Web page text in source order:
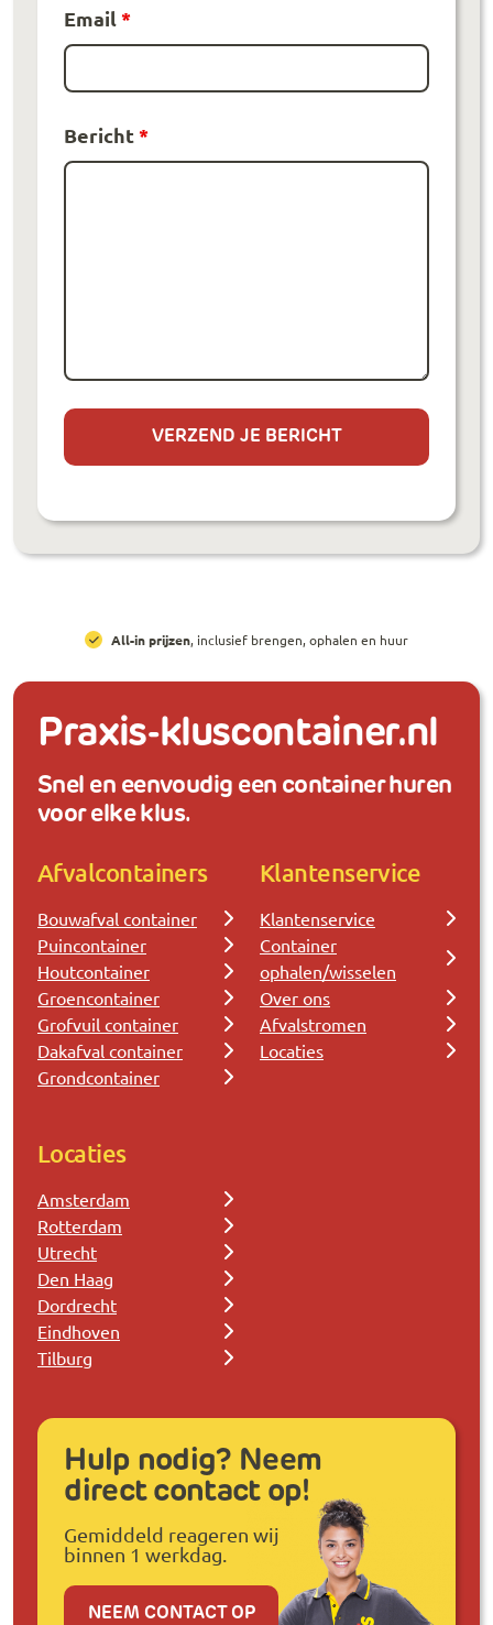
Email *
Bericht *
All-in prijzen, inclusief brengen, ophalen en huur
Praxis-kluscontainer.nl
Snel en eenvoudig een container huren
voor elke klus.
Afvalcontainers
Bouwafval container
Puincontainer
Houtcontainer
Groencontainer
Grofvuil container
Dakafval container
Grondcontainer
Klantenservice
Klantenservice
Container
ophalen/wisselen
Over ons
Afvalstromen
Locaties
Locaties
Amsterdam
Rotterdam
Utrecht
Den Haag
Dordrecht
Eindhoven
Tilburg
Hulp nodig? Neem
direct contact op!
Gemiddeld reageren wij
binnen 1 werkdag.
NEEM CONTACT OP